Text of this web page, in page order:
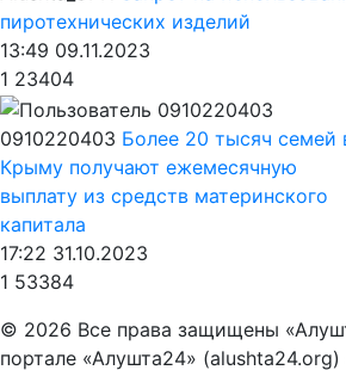
пиротехнических изделий
13:49 09.11.2023
1 23404
0910220403 Более 20 тысяч семей
Крыму получают ежемесячную
выплату из средств материнского
капитала
17:22 31.10.2023
1 53384
© 2026 Все права защищены
портале «Алушта24»